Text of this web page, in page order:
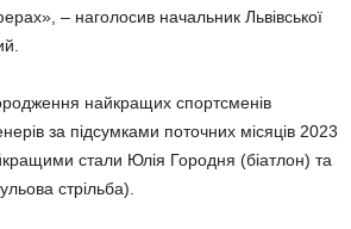
– наголосив начальник Львівської
найкращих спортсменів
за підсумками поточних місяців 2023
стали Юлія Городня (біатлон) та
стрільба).